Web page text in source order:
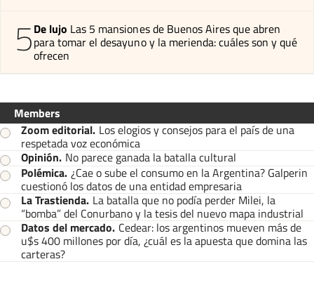
5De lujo Las 5 mansiones de Buenos Aires que abren
para tomar el desayuno y la merienda: cuáles son y qué
ofrecen
Members
Zoom editorial. Los elogios y consejos para el país de una
respetada voz económica
Opinión. No parece ganada la batalla cultural
Polémica. ¿Cae o sube el consumo en la Argentina? Galperin
cuestionó los datos de una entidad empresaria
La Trastienda. La batalla que no podía perder Milei, la
“bomba” del Conurbano y la tesis del nuevo mapa industrial
Datos del mercado. Cedear: los argentinos mueven más de
u$s 400 millones por día, ¿cuál es la apuesta que domina las
carteras?